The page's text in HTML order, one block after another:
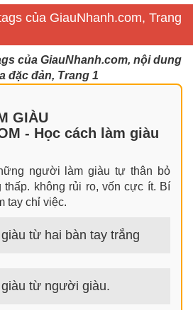
của GiauNhanh.com, Trang
của GiauNhanh.com, nội dung
đặc đản, Trang 1
GIÀU
- Học cách làm giàu
người làm giàu tự thân bỏ
không rủi ro, vốn cực ít. Bí
tay chỉ việc.
từ hai bàn tay trắng
Bạn có thể thành công ngay
tay.
từ người giàu.